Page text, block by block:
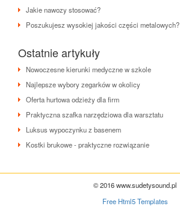
Jakie nawozy stosować?
Poszukujesz wysokiej jakości części metalowych?
Ostatnie artykuły
Nowoczesne kierunki medyczne w szkole
Najlepsze wybory zegarków w okolicy
Oferta hurtowa odzieży dla firm
Praktyczna szafka narzędziowa dla warsztatu
Luksus wypoczynku z basenem
Kostki brukowe - praktyczne rozwiązanie
© 2016 www.sudetysound.pl
Free Html5 Templates